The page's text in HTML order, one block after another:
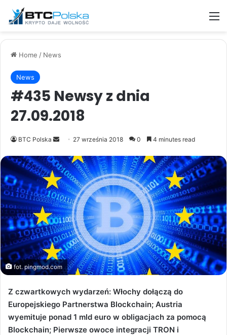
Home / News
News
#435 Newsy z dnia
27.09.2018
BTC Polska
Send
email
27 września 2018 0 4 minutes read
fot. pingmod.com
Z czwartkowych wydarzeń: Włochy dołączą do
Europejskiego Partnerstwa Blockchain; Austria
wyemituje ponad 1 mld euro w obligacjach za pomocą
Blockchain; Pierwsze owoce integracji TRON i